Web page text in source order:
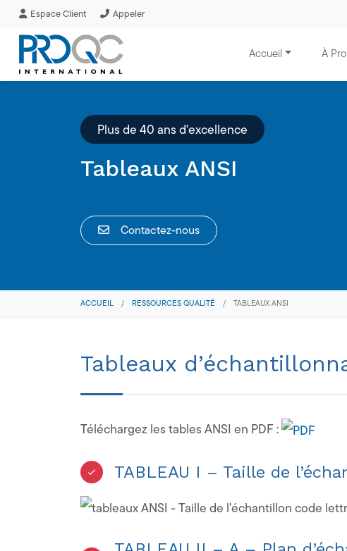
Espace Client Appeler
Accueil À
Plus de 40 ans d'excellence
Tableaux ANSI
Contactez-nous
ACCUEIL / RESSOURCES QUALITÉ / TABLEAUX ANSI
Tableaux
Téléchargez les tables ANSI en PDF :
TABLEAU I – Taille de